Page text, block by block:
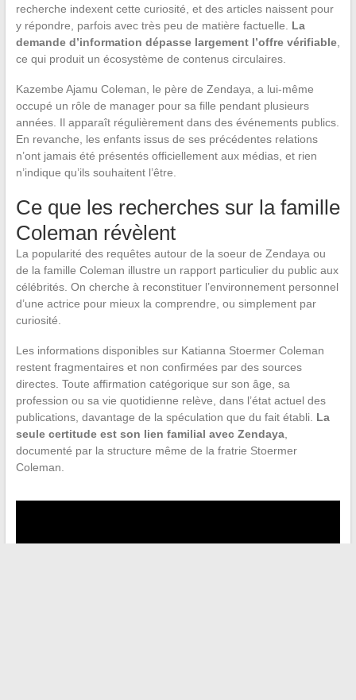
recherche indexent cette curiosité, et des articles naissent pour
y répondre, parfois avec très peu de matière factuelle. La
demande d’information dépasse largement l’offre vérifiable,
ce qui produit un écosystème de contenus circulaires.
Kazembe Ajamu Coleman, le père de Zendaya, a lui-même
occupé un rôle de manager pour sa fille pendant plusieurs
années. Il apparaît régulièrement dans des événements publics.
En revanche, les enfants issus de ses précédentes relations
n’ont jamais été présentés officiellement aux médias, et rien
n’indique qu’ils souhaitent l’être.
Ce que les recherches sur la famille
Coleman révèlent
La popularité des requêtes autour de la soeur de Zendaya ou
de la famille Coleman illustre un rapport particulier du public aux
célébrités. On cherche à reconstituer l’environnement personnel
d’une actrice pour mieux la comprendre, ou simplement par
curiosité.
Les informations disponibles sur Katianna Stoermer Coleman
restent fragmentaires et non confirmées par des sources
directes. Toute affirmation catégorique sur son âge, sa
profession ou sa vie quotidienne relève, dans l’état actuel des
publications, davantage de la spéculation que du fait établi. La
seule certitude est son lien familial avec Zendaya,
documenté par la structure même de la fratrie Stoermer
Coleman.